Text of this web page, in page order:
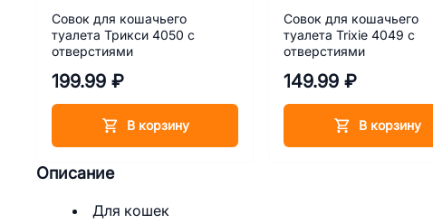
Описание
Для кошек
Совок для кошачьего
туалета Трикси 4050 с
отверстиями
199.99 ₽
В корзину
Совок для кошачьего
туалета Trixie 4049 с
отверстиями
149.99 ₽
В корзину